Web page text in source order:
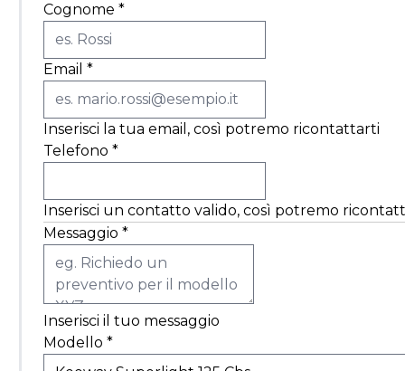
Cognome *
Email *
Inserisci la tua email, così potremo ricontattarti
Telefono *
Inserisci un contatto valido, così potremo
Messaggio *
Inserisci il tuo messaggio
Modello *